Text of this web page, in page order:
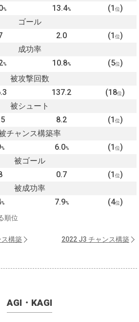
% 13.4% (1 位)
ゴール
2.0 (1 位)
成功率
% 10.8% (5位)
被攻撃回数
137.2 (18位)
被シュート
8.2 (1 位)
チャンス構築率
% 6.0% (1 位)
被ゴール
0.7 (1 位)
被成功率
% 7.9% (4位)
順位
構築 2022 J3 チャンス構築
AGI・KAGI